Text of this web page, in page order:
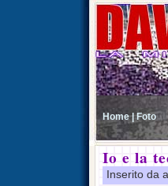
Home | Foto
Io e la
Inserito da